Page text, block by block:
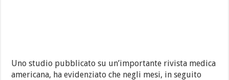
Uno studio pubblicato su un’importante rivista medica
americana, ha evidenziato che negli mesi, in seguito